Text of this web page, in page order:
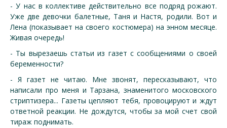
- У нас в коллективе действительно все подряд рожают.
Уже две девочки балетные, Таня и Настя, родили. Вот и
Лена (показывает на своего костюмера) на энном месяце.
Живая очередь!
- Ты вырезаешь статьи из газет с сообщениями о своей
беременности?
- Я газет не читаю. Мне звонят, пересказывают, что
написали про меня и Тарзана, знаменитого московского
стриптизера... Газеты цепляют тебя, провоцируют и ждут
ответной реакции. Не дождутся, чтобы за мой счет свой
тираж поднимать.